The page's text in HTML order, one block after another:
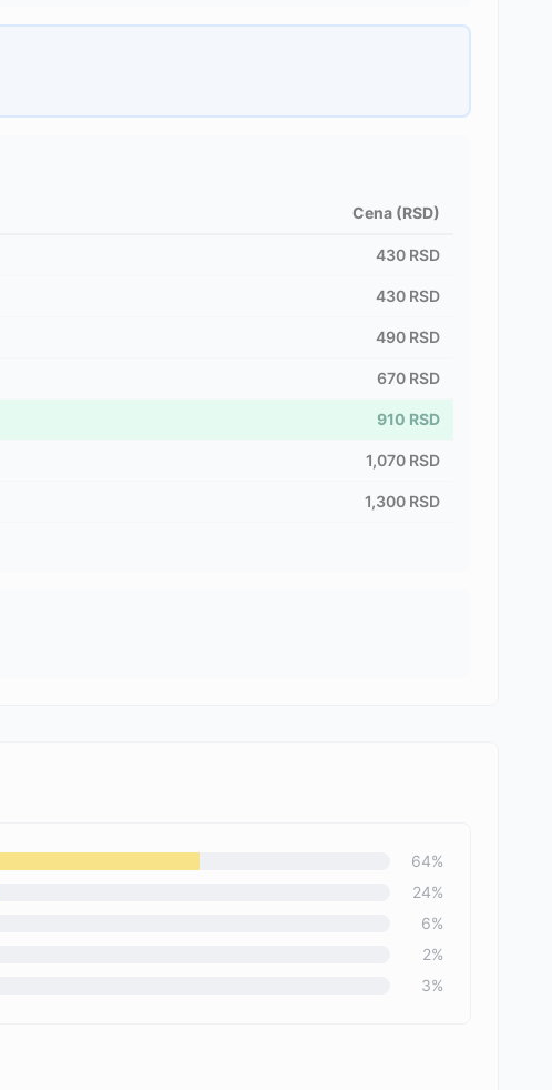
Cena (RSD)
430 RSD
430 RSD
490 RSD
670 RSD
910 RSD
1,070 RSD
1,300 RSD
64%
24%
6%
2%
3%